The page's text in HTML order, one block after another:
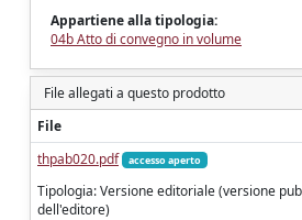
Appartiene alla tipologia:
04b Atto di convegno in volume
File allegati a questo prodotto
File
thpab020.pdf
accesso aperto
Tipologia: Versione editoriale (versione
dell'editore)